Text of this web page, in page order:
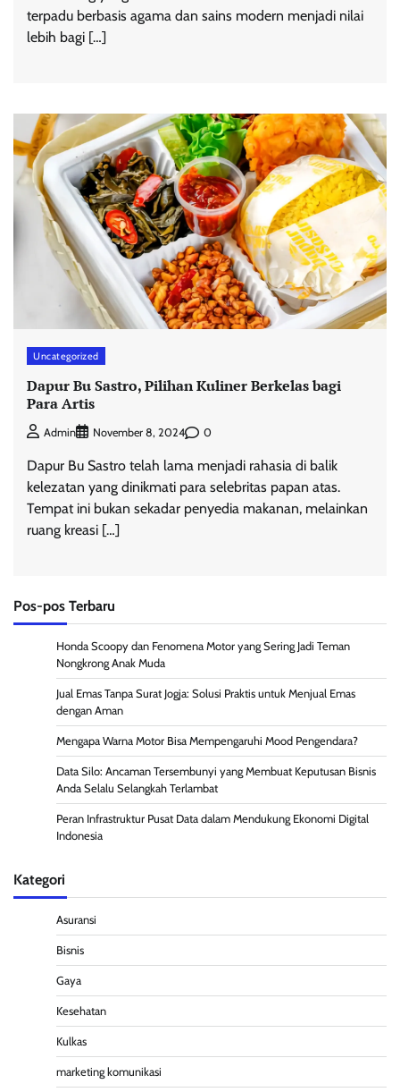
terpadu berbasis agama dan sains modern menjadi nilai
lebih bagi […]
Uncategorized
Dapur Bu Sastro, Pilihan Kuliner Berkelas bagi
Para Artis
Admin November 8, 2024 0
Dapur Bu Sastro telah lama menjadi rahasia di balik
kelezatan yang dinikmati para selebritas papan atas.
Tempat ini bukan sekadar penyedia makanan, melainkan
ruang kreasi […]
Pos-pos Terbaru
Honda Scoopy dan Fenomena Motor yang Sering Jadi Teman
Nongkrong Anak Muda
Jual Emas Tanpa Surat Jogja: Solusi Praktis untuk Menjual Emas
dengan Aman
Mengapa Warna Motor Bisa Mempengaruhi Mood Pengendara?
Data Silo: Ancaman Tersembunyi yang Membuat Keputusan Bisnis
Anda Selalu Selangkah Terlambat
Peran Infrastruktur Pusat Data dalam Mendukung Ekonomi Digital
Indonesia
Kategori
Asuransi
Bisnis
Gaya
Kesehatan
Kulkas
marketing komunikasi